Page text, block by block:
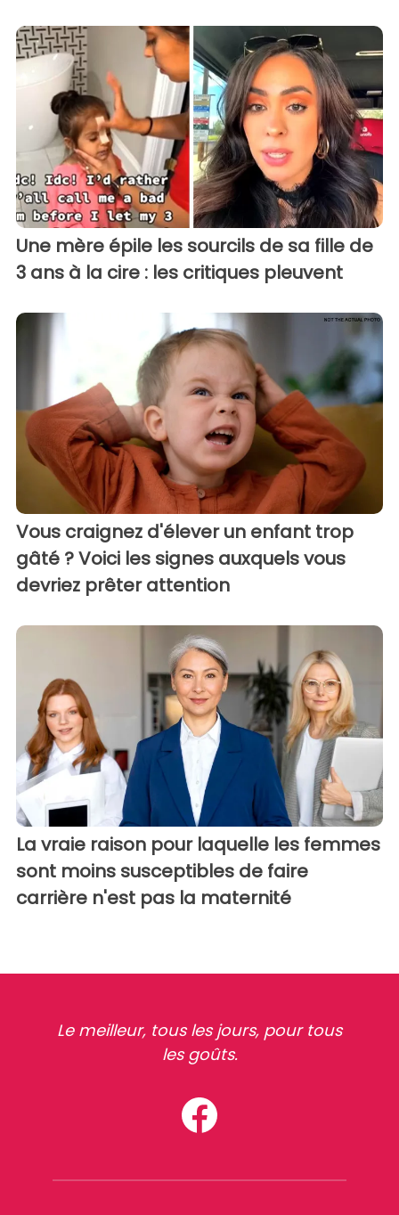
Une mère épile les sourcils de sa fille de
3 ans à la cire : les critiques pleuvent
Vous craignez d'élever un enfant trop
gâté ? Voici les signes auxquels vous
devriez prêter attention
La vraie raison pour laquelle les femmes
sont moins susceptibles de faire
carrière n'est pas la maternité
Le meilleur, tous les jours, pour tous
les goûts.